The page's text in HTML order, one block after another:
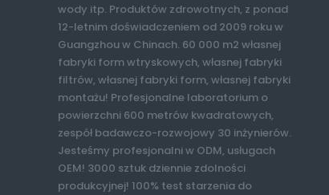
wody itp. Produktów zdrowotnych, z ponad
12-letnim doświadczeniem od 2009 roku w
Guangzhou w Chinach. 60 000 m2 własnej
fabryki form wtryskowych, własnej fabryki
filtrów, własnej fabryki form, własnej fabryki
montażu! Profesjonalne laboratorium o
powierzchni 600 metrów kwadratowych,
zespół badawczo-rozwojowy 30 inżynierów.
Jesteśmy profesjonalni w ODM, usługach
OEM! 3000 sztuk dziennie zdolności
produkcyjnej! 100% test starzenia do